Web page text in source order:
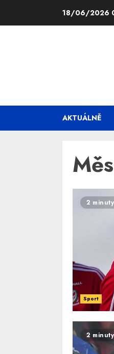
18/06/2026
AKTUÁLNĚ
2 minuty
Sport
2 minuty